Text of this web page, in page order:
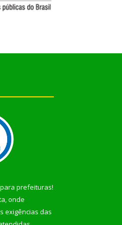
prefeituras!
onde
exigências das